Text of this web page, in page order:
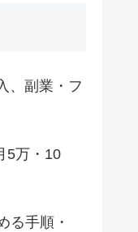
、副業・フ
5万・10
る手順・